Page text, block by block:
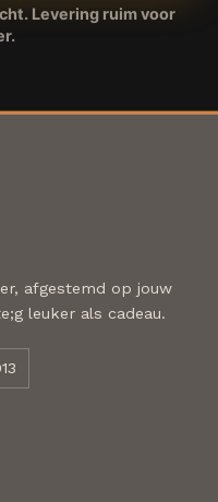
Levering ruim voor
afgestemd op jouw
leuker als cadeau.